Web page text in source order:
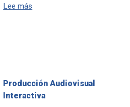
Lee más
Producción Audiovisual
Interactiva